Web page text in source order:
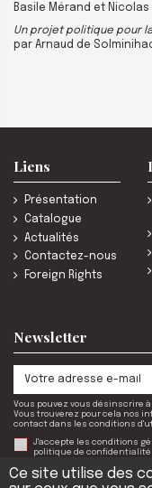
Basile Mérand et
Un projet politique pour
par Arnaud de
Liens
Présentation
Catalogue
Actualités
Contactez-nous
Foreign Rights
Newsletter
Vous pouvez vous désinscrire
Vous trouverez pour cela nos
contact dans les conditions
J'accepte les conditions
politique de confidentialité
Ce site utilise des